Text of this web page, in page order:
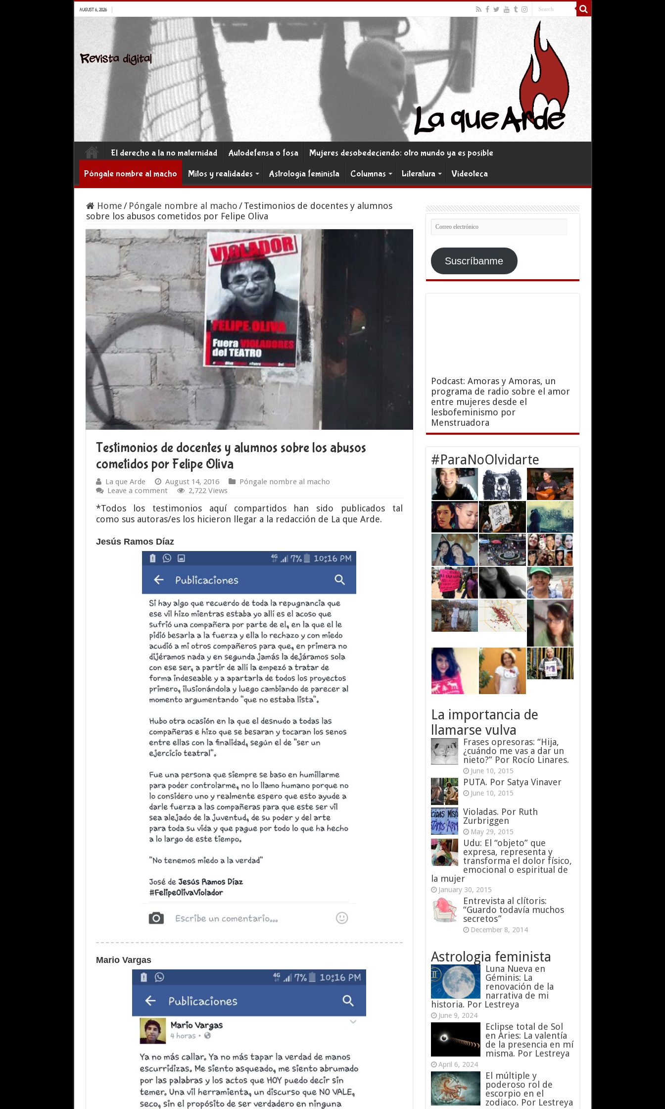
AUGUST 6, 2026
El derecho a la no maternidad Autodefensa o fosa
Mujeres desobedeciendo: otro mundo ya es posible
Póngale nombre al macho
Mitos y realidades Astrología feminista Columnas Literatura Videoteca
Home/ Póngale nombre al macho/ Testimonios de docentes y alumnos
sobre los abusos cometidos por Felipe Oliva
Testimonios de docentes y alumnos sobre los abusos
cometidos por Felipe Oliva
La que Arde August 14, 2016
Póngale nombre al macho
Leave a comment
2,722 Views
*Todos los testimonios aquí compartidos han sido publicados tal
como sus autoras/es los hicieron llegar a la redacción de La que Arde.
Jesús Ramos Díaz
Mario Vargas
Correo
electrónico
Suscríbanme
Podcast: Amoras y Amoras, un
programa de radio sobre el amor
entre mujeres desde el
lesbofeminismo por
Menstruadora
#ParaNoOlvidarte
La importancia de
llamarse vulva
Frases opresoras: “Hija,
¿cuándo me vas a dar un
nieto?” Por Rocío Linares.
June 10, 2015
PUTA. Por Satya Vinaver
June 10, 2015
Violadas. Por Ruth
Zurbriggen
May 29, 2015
Udu: El “objeto” que
expresa, representa y
transforma el dolor físico,
emocional o espiritual de
la mujer
January 30, 2015
Entrevista al clítoris:
“Guardo todavía muchos
secretos”
December 8, 2014
Astrologia feminista
Luna Nueva en
Géminis: La
renovación de la
narrativa de mi
historia. Por Lestreya
June 9, 2024
Eclipse total de Sol
en Aries: La valentía
de la presencia en mí
misma. Por Lestreya
April 6, 2024
El múltiple y
poderoso rol de
escorpio en el
zodiaco. Por Lestreya